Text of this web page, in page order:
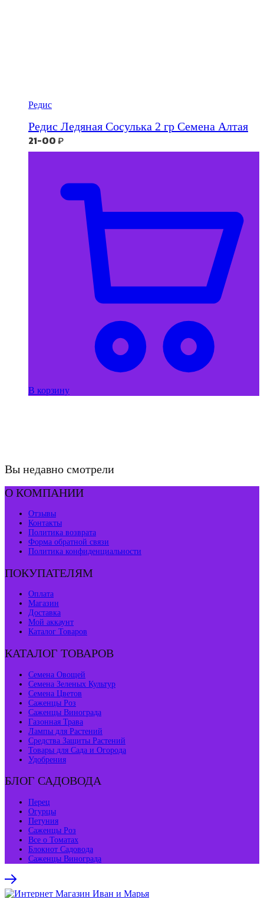
Редис
Редис Ледяная Сосулька 2 гр Семена Алтая
21-00₽
В корзину
Вы недавно смотрели
О КОМПАНИИ
Отзывы
Контакты
Политика возврата
Форма обратной связи
Политика конфиденциальности
ПОКУПАТЕЛЯМ
Оплата
Магазин
Доставка
Мой аккаунт
Каталог Товаров
КАТАЛОГ ТОВАРОВ
Семена Овощей
Семена Зеленых Культур
Семена Цветов
Саженцы Роз
Саженцы Винограда
Газонная Трава
Лампы для Растений
Средства Защиты Растений
Товары для Сада и Огорода
Удобрения
БЛОГ САДОВОДА
Перец
Огурцы
Петуния
Саженцы Роз
Все о Томатах
Блокнот Садовода
Саженцы Винограда